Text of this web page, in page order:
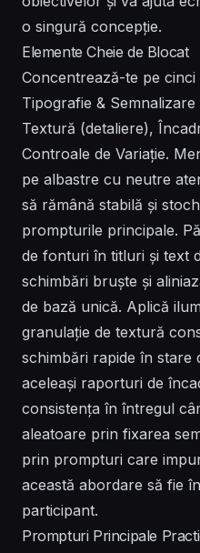
o singură concepție.
Elemente Cheie de Blocat
Concentrează-te pe
Tipografie &
Textură (detaliere),
Controale de Variație.
pe albastre cu neutre
să rămână stabilă și
prompturile principale.
de fonturi în titluri și text
schimbări bruște și
de bază unică. Aplică
granulație de textură
schimbări rapide în stare
aceleași raporturi de
consistența în întregul
aleatoare prin fixarea
prin prompturi care
această abordare să fie
participant.
Prompturi Principale